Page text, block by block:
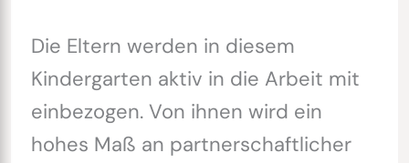
Die Eltern werden in diesem
Kindergarten aktiv in die Arbeit mit
einbezogen. Von ihnen wird ein
hohes Maß an partnerschaftlicher